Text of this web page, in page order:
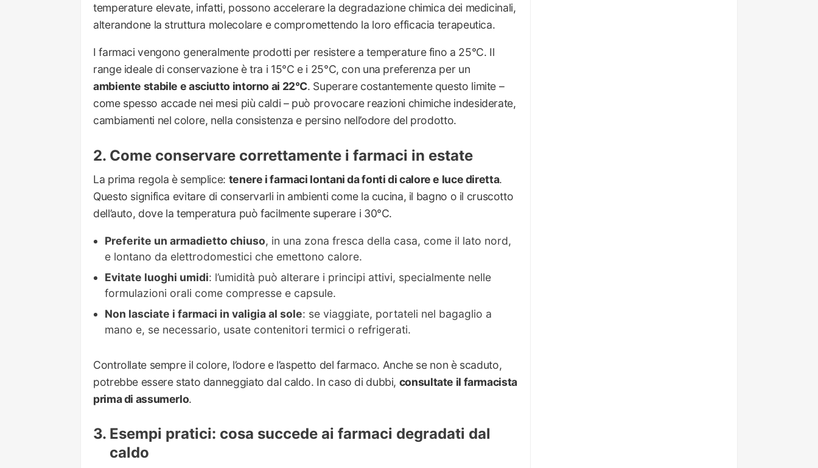
temperature elevate, infatti, possono accelerare la degradazione chimica dei medicinali,
alterandone la struttura molecolare e compromettendo la loro efficacia terapeutica.
I farmaci vengono generalmente prodotti per resistere a temperature fino a 25°C. Il
range ideale di conservazione è tra i 15°C e i 25°C, con una preferenza per un
ambiente stabile e asciutto intorno ai 22°C. Superare costantemente questo limite –
come spesso accade nei mesi più caldi – può provocare reazioni chimiche indesiderate,
cambiamenti nel colore, nella consistenza e persino nell’odore del prodotto.
Come conservare correttamente i farmaci in estate
La prima regola è semplice: tenere i farmaci lontani da fonti di calore e luce diretta.
Questo significa evitare di conservarli in ambienti come la cucina, il bagno o il cruscotto
dell’auto, dove la temperatura può facilmente superare i 30°C.
Preferite un armadietto chiuso, in una zona fresca della casa, come il lato nord,
e lontano da elettrodomestici che emettono calore.
Evitate luoghi umidi: l’umidità può alterare i principi attivi, specialmente nelle
formulazioni orali come compresse e capsule.
Non lasciate i farmaci in valigia al sole: se viaggiate, portateli nel bagaglio a
mano e, se necessario, usate contenitori termici o refrigerati.
Controllate sempre il colore, l’odore e l’aspetto del farmaco. Anche se non è scaduto,
potrebbe essere stato danneggiato dal caldo. In caso di dubbi, consultate il farmacista
prima di assumerlo.
Esempi pratici: cosa succede ai farmaci degradati dal
caldo